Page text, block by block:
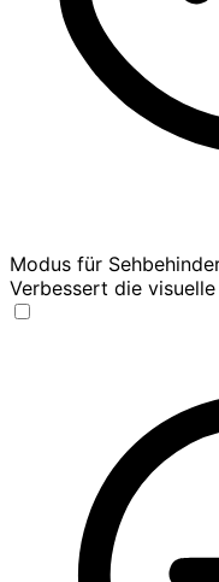
Modus für
Verbessert die